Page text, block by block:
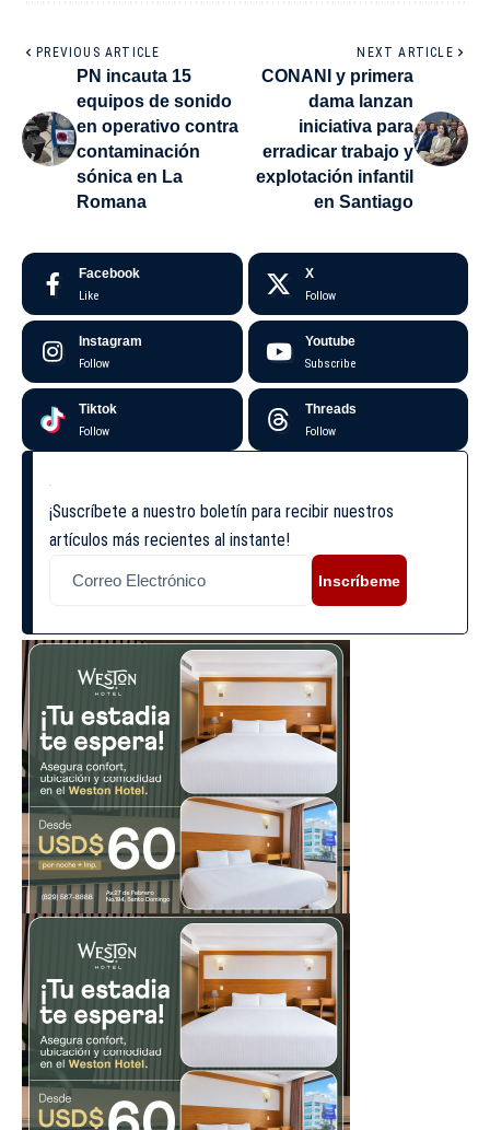
PREVIOUS ARTICLE
PN incauta 15
equipos de sonido
en operativo contra
contaminación
sónica en La
Romana
NEXT ARTICLE
CONANI y primera
dama lanzan
iniciativa para
erradicar trabajo y
explotación infantil
en Santiago
Facebook
Like
X
Follow
Instagram
Follow
Youtube
Subscribe
Tiktok
Follow
Threads
Follow
¡Suscríbete a nuestro boletín para recibir nuestros
artículos más recientes al instante!
Inscríbeme